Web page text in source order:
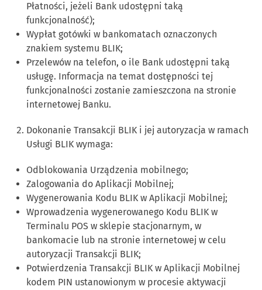
Płatności, jeżeli Bank udostępni taką
funkcjonalność);
Wypłat gotówki w bankomatach oznaczonych
znakiem systemu BLIK;
Przelewów na telefon, o ile Bank udostępni taką
usługę. Informacja na temat dostępności tej
funkcjonalności zostanie zamieszczona na stronie
internetowej Banku.
Dokonanie Transakcji BLIK i jej autoryzacja w ramach
Usługi BLIK wymaga:
Odblokowania Urządzenia mobilnego;
Zalogowania do Aplikacji Mobilnej;
Wygenerowania Kodu BLIK w Aplikacji Mobilnej;
Wprowadzenia wygenerowanego Kodu BLIK w
Terminalu POS w sklepie stacjonarnym, w
bankomacie lub na stronie internetowej w celu
autoryzacji Transakcji BLIK;
Potwierdzenia Transakcji BLIK w Aplikacji Mobilnej
kodem PIN ustanowionym w procesie aktywacji